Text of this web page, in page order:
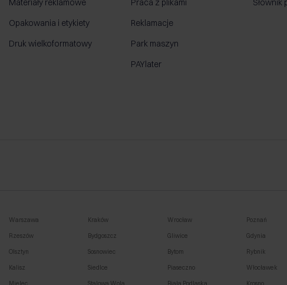
Materiały reklamowe
Opakowania i etykiety
Druk wielkoformatowy
Praca z plikami
Reklamacje
Park maszyn
PAYlater
Słownik
Warszawa Kraków Wrocław Poznań
Rzeszów Bydgoszcz Gliwice Gdynia
Olsztyn Sosnowiec Bytom Rybnik
Kalisz Siedlce Piaseczno Włocławek